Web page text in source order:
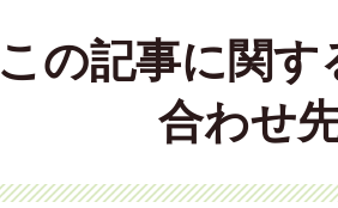
この記事に関す
合わせ